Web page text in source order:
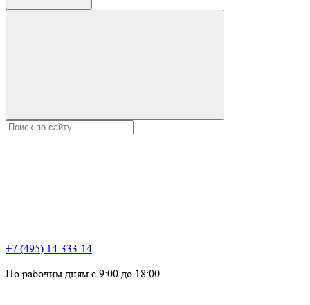
+7 (495) 14-333-14
По рабочим дням с 9:00 до 18:00